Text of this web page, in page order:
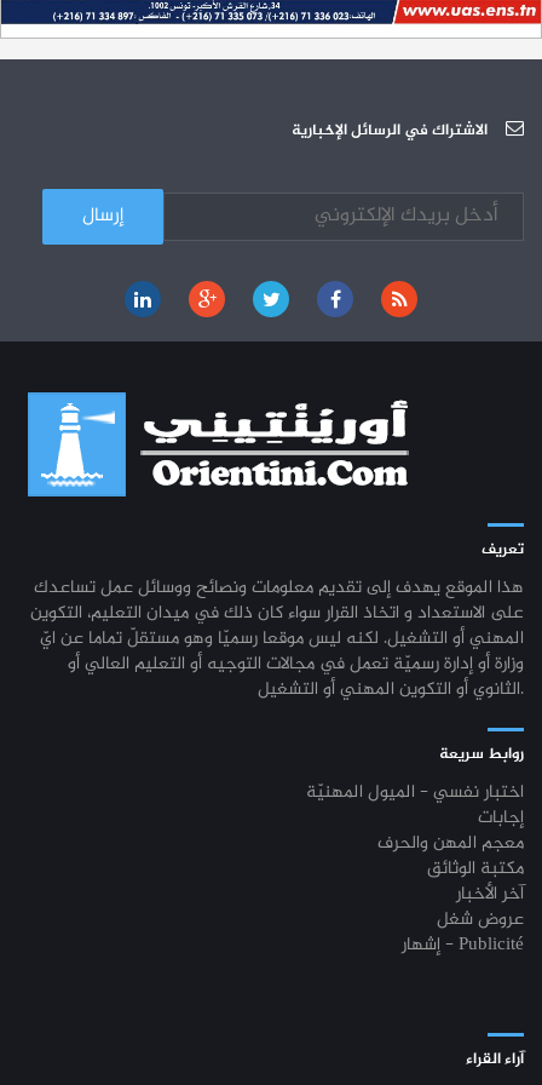
26-10 الجامعة العربية للعلوم تونس (U.A.S) : عرض لآخر إصدارات دار اليمامة
03-10 الجامعة العربية للعلوم : دورة تكوينية
الاشتراك في الرسائل الإخبارية
تعريف
هذا الموقع يهدف إلى تقديم معلومات ونصائح ووسائل عمل تساعدك
على الاستعداد و اتخاذ القرار سواء كان ذلك في ميدان التعليم، التكوين
المهني أو التشغيل. لكنه ليس موقعا رسميّا وهو مستقلّ تماما عن ايّ
وزارة أو إدارة رسميّة تعمل في مجالات التوجيه أو التعليم العالي أو
الثانوي أو التكوين المهني أو التشغيل.
روابط سريعة
اختبار نفسي - الميول المهنيّة
إجابات
معجم المهن والحرف
مكتبة الوثائق
آخر الأخبار
عروض شغل
إشهار - Publicité
آراء القراء